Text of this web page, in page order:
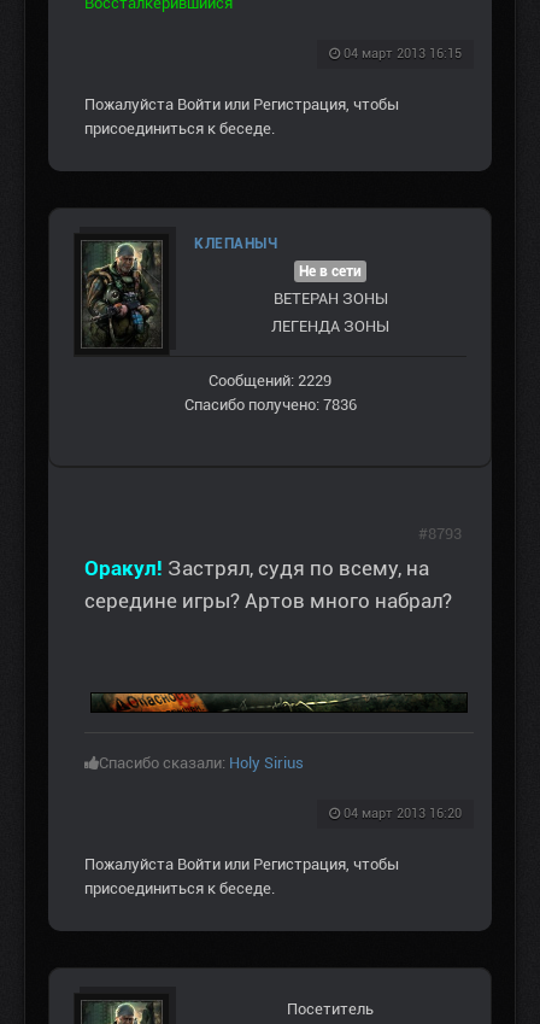
04 март 2013 16:15
Пожалуйста Войти или Регистрация , чтобы
присоединиться к беседе.
КЛЕПАНЫЧ
Не в сети
ВЕТЕРАН ЗOНЫ
ЛЕГЕНДА ЗОНЫ
Сообщений: 2229
Спасибо получено: 7836
Оракул! Застрял, судя по всему, на
середине игры? Артов много набрал?
Спасибо сказали: Holy Sirius
04 март 2013 16:20
#8793
Пожалуйста Войти или Регистрация , чтобы
присоединиться к беседе.
Посетитель